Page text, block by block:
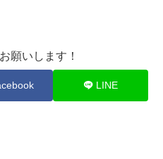
願いします！
LINE